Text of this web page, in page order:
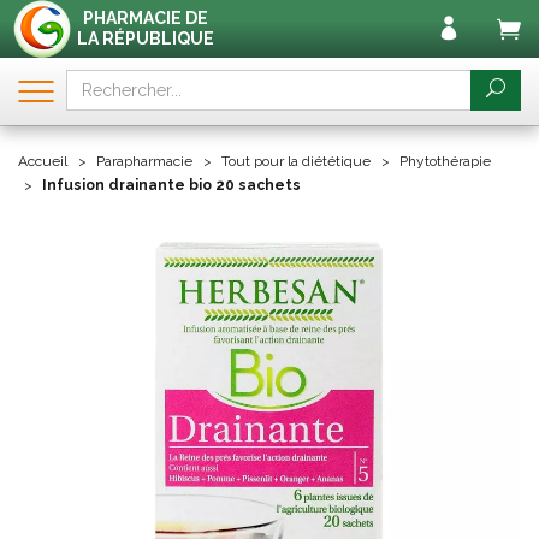
PHARMACIE DE
LA RÉPUBLIQUE
Accueil Parapharmacie Tout pour la diététique
Phytothérapie
Infusion drainante bio 20 sachets